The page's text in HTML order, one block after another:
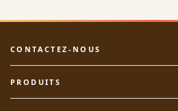
CONTACTEZ-NOUS
PRODUITS